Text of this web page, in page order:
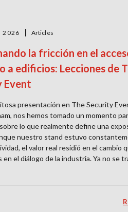
2026 Articles
la fricción en el
a edificios: Lecciones de
Event
presentación en The Security
nos hemos tomado un momento
lo que realmente define una
nuestro stand estuvo
el valor real residió en el cambio
en el diálogo de la industria. Ya no se